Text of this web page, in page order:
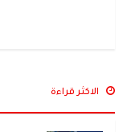
الاكثر قراءة